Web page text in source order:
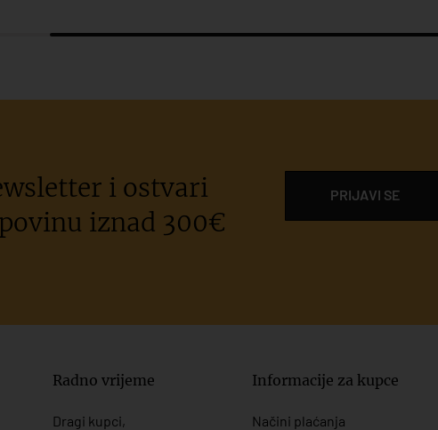
i ostvari
iznad 300€
PRIJAVI SE
Radno vrijeme
Dragi kupci,
Informacije za kupce
Načini plaćanja